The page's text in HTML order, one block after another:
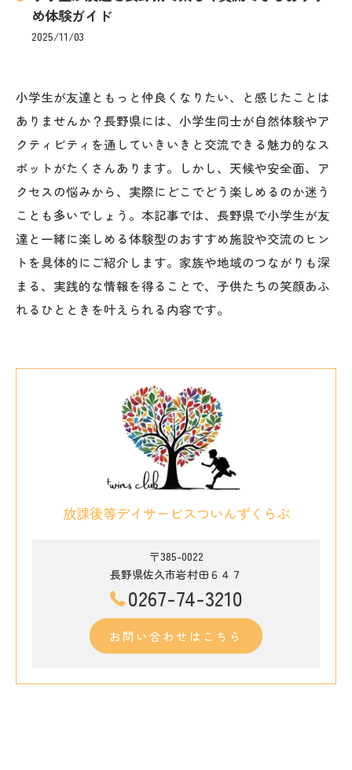
め体験ガイド
2025/11/03
小学生が友達ともっと仲良くなりたい、と感じたことは
ありませんか？長野県には、小学生同士が自然体験やア
クティビティを通していきいきと交流できる魅力的なス
ポットがたくさんあります。しかし、天候や安全面、ア
クセスの悩みから、実際にどこでどう楽しめるのか迷う
ことも多いでしょう。本記事では、長野県で小学生が友
達と一緒に楽しめる体験型のおすすめ施設や交流のヒン
トを具体的にご紹介します。家族や地域のつながりも深
まる、実践的な情報を得ることで、子供たちの笑顔あふ
れるひとときを叶えられる内容です。
放課後等デイサービスついんずくらぶ
〒385-0022
長野県佐久市岩村田６４７
0267-74-3210
お問い合わせはこちら